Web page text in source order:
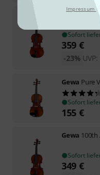
Impressum
GewaIdeale
Sofort
359 €
UVP:
-23%
Gewa Pure
Sofort
155 €
Gewa 100th
Sofort
349 €